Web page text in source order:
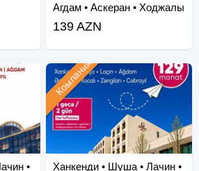
Агдам • Аскеран • Ходжалы
• За
139 AZN
•
Ханкенди • Шуша • Лачин •
Компания